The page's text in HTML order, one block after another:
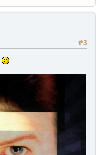
#3